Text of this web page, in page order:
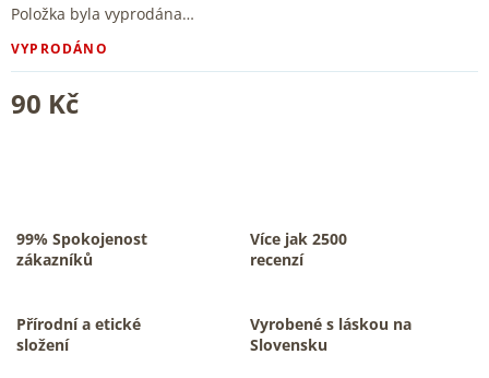
90 Kč
VYPRODÁNO
Položka byla vyprodána…
99% Spokojenost
zákazníků
Více jak 2500
recenzí
Přírodní a etické
složení
Vyrobené s láskou na
Slovensku